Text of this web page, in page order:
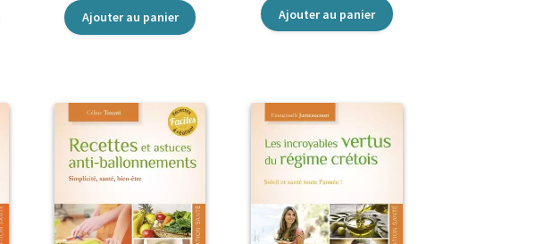
Ajouter au panier Ajouter au panier